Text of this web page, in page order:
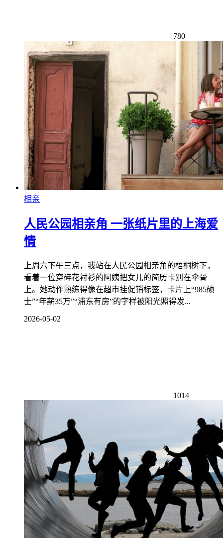
780
相亲
人民公园相亲角 一张纸片里的上海爱
情
上周六下午三点，我站在人民公园相亲角的梧桐树下，
看着一位穿碎花衬衫的阿姨把女儿的简历卡别在伞骨
上。她动作熟练得像在超市挂促销标签，卡片上“985硕
士”“年薪35万”“浦东有房”的字样被阳光照得发...
2026-05-02
1014